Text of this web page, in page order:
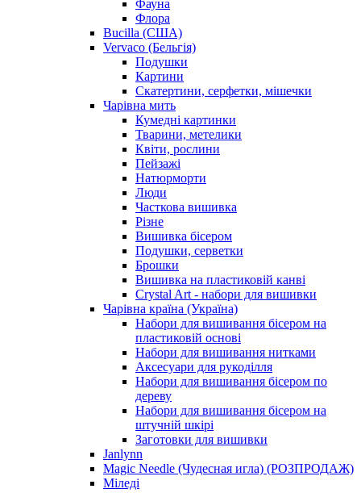
Фауна
Флора
Bucilla (США)
Vervaco (Бельгія)
Подушки
Картини
Скатертини, серфетки, мішечки
Чарiвна мить
Кумедні картинки
Тварини, метелики
Квіти, рослини
Пейзажі
Натюрморти
Люди
Часткова вишивка
Різне
Вишивка бісером
Подушки, серветки
Брошки
Вишивка на пластиковій канві
Crystal Art - набори для вишивки
Чарівна країна (Україна)
Набори для вишивання бісером на
пластиковій основі
Набори для вишивання нитками
Аксесуари для рукоділля
Набори для вишивання бісером по
дереву
Набори для вишивання бісером на
штучній шкірі
Заготовки для вишивки
Janlynn
Magic Needle (Чудесная игла) (РОЗПРОДАЖ)
Міледі